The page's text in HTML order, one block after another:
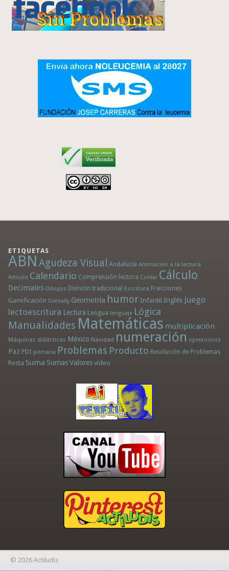
ETIQUETAS
ABN Agudeza Visual Andalucía Animación a la lectura
Artículo Calendario Comprensión lectora Contar Cálculo
Decimales Dibujos División tradicional Escritura Fracciones
Gamificación Genially Geometría humor Infantil Inglés Juego
lectoescritura Lectura Lengua lenguaje Lógica
Manualidades Matemáticas multiplicación
Máquinas didácticas México Navidad numeración operaciones
Paz PDI primaria Problemas Producto Resolución de Problemas
Resta Suma Sumas Valores vídeo
© 2026 Actiludis